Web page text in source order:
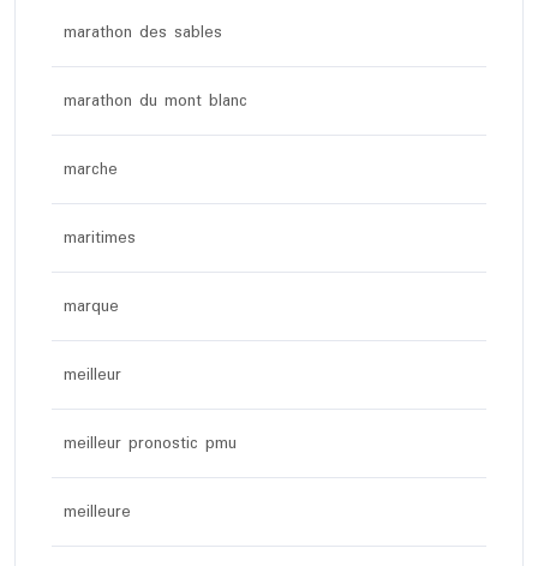
marathon des sables
marathon du mont blanc
marche
maritimes
marque
meilleur
meilleur pronostic pmu
meilleure